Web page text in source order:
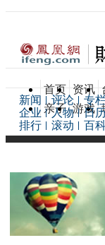
首页 资讯
亲子 游戏
新闻 评论 专
企业
人物 日
排行
滚动 百